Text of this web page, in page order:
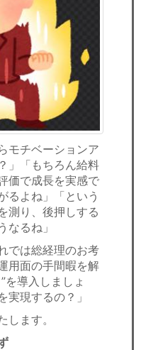
モチベーションア
」「もちろん給料
価で成長を実感で
るよね」「という
測り、後押しする
なるね」
では総経理のお考
用面の手間暇を解
を導入しましょ
実現するの？」
ます。